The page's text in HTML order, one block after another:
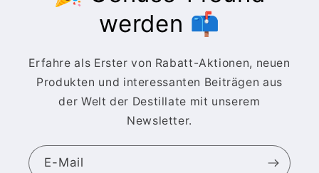
werden 📫
Erfahre als Erster von Rabatt-Aktionen, neuen
Produkten und interessanten Beiträgen aus
der Welt der Destillate mit unserem
Newsletter.
E-Mail